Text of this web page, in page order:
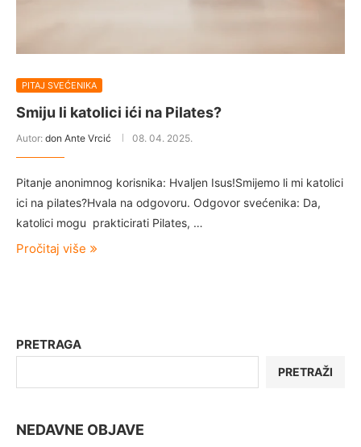
PITAJ SVEĆENIKA
Smiju li katolici ići na Pilates?
Autor: don Ante Vrcić 08. 04. 2025.
Pitanje anonimnog korisnika: Hvaljen Isus!Smijemo li mi katolici
ici na pilates?Hvala na odgovoru. Odgovor svećenika: Da,
katolici mogu prakticirati Pilates, …
Pročitaj više
PRETRAGA
PRETRAŽI
NEDAVNE OBJAVE